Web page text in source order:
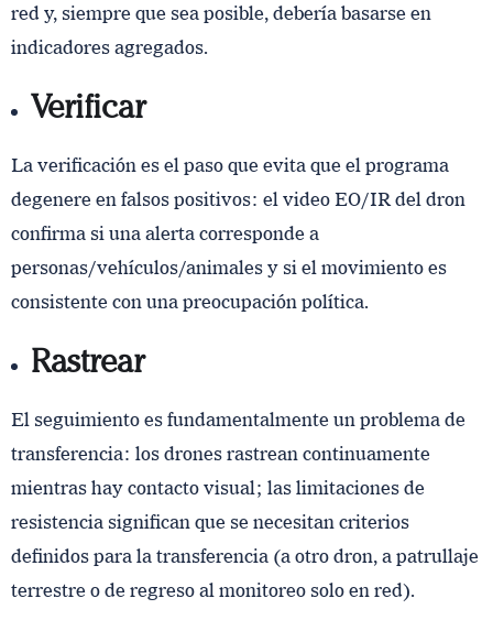
red y, siempre que sea posible, debería basarse en
indicadores agregados.
Verificar
La verificación es el paso que evita que el programa
degenere en falsos positivos: el video EO/IR del dron
confirma si una alerta corresponde a
personas/vehículos/animales y si el movimiento es
consistente con una preocupación política.
Rastrear
El seguimiento es fundamentalmente un problema de
transferencia: los drones rastrean continuamente
mientras hay contacto visual; las limitaciones de
resistencia significan que se necesitan criterios
definidos para la transferencia (a otro dron, a patrullaje
terrestre o de regreso al monitoreo solo en red).